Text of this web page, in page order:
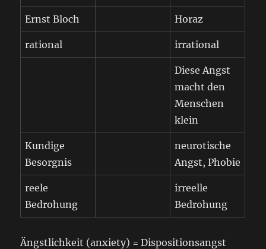
Ernst Bloch Horaz
rational irrational
Diese Angst
macht den
Menschen
klein
Kundige
Besorgnis
neurotische
Angst, Phobie
reele
Bedrohung
irreelle
Bedrohung
Ängstlichkeit (anxiety) = Dispositionsangst